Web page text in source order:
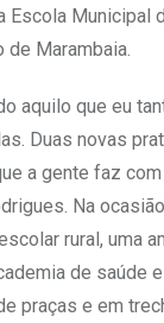
Escola Municipal
Marambaia.
aquilo que eu
Duas novas
a gente faz com
Na
rural, uma
de saúde
praças e em